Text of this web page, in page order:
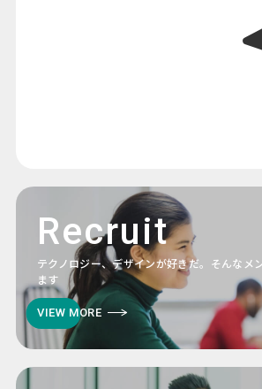
Recruit
テクノロジー、デザインが好きだ。そんなメ
ます
VIEW MORE